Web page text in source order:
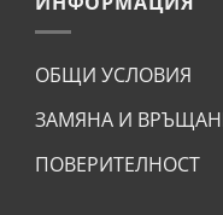
ОБЩИ УСЛОВИЯ
ЗАМЯНА И
ПОВЕРИТЕЛНОСТ